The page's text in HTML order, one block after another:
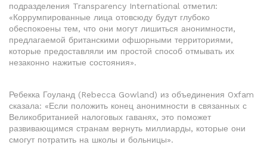
подразделения Transparency International отметил:
«Коррумпированные лица отовсюду будут глубоко
обеспокоены тем, что они могут лишиться анонимности,
предлагаемой британскими офшорными территориями,
которые предоставляли им простой способ отмывать их
незаконно нажитые состояния».
Ребекка Гоуланд (Rebecca Gowland) из объединения Oxfam
сказала: «Если положить конец анонимности в связанных с
Великобританией налоговых гаванях, это поможет
развивающимся странам вернуть миллиарды, которые они
смогут потратить на школы и больницы».